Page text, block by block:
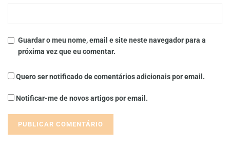
Guardar o meu nome, email e site neste navegador para a
próxima vez que eu comentar.
Quero ser notificado de comentários adicionais por email.
Notificar-me de novos artigos por email.